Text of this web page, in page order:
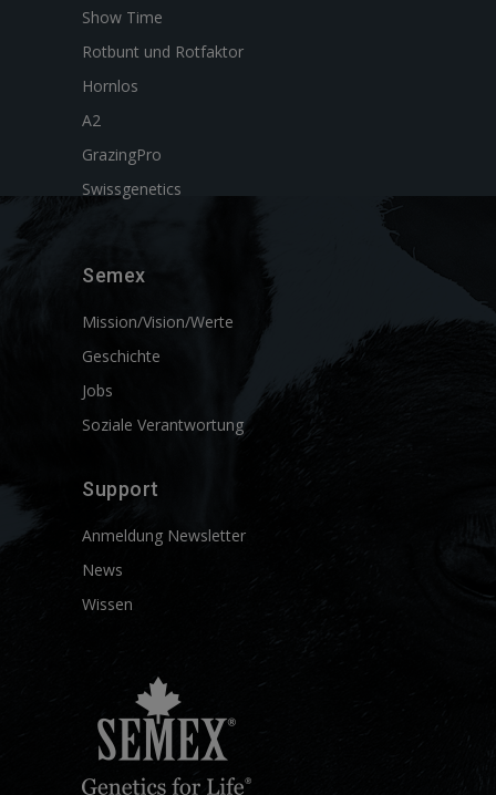
Show Time
Rotbunt und Rotfaktor
Hornlos
A2
GrazingPro
Swissgenetics
Semex
Mission/Vision/Werte
Geschichte
Jobs
Soziale Verantwortung
Support
Anmeldung Newsletter
News
Wissen